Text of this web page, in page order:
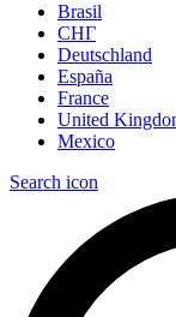
Brasil
СНГ
Deutschland
España
France
United
Mexico
Search icon